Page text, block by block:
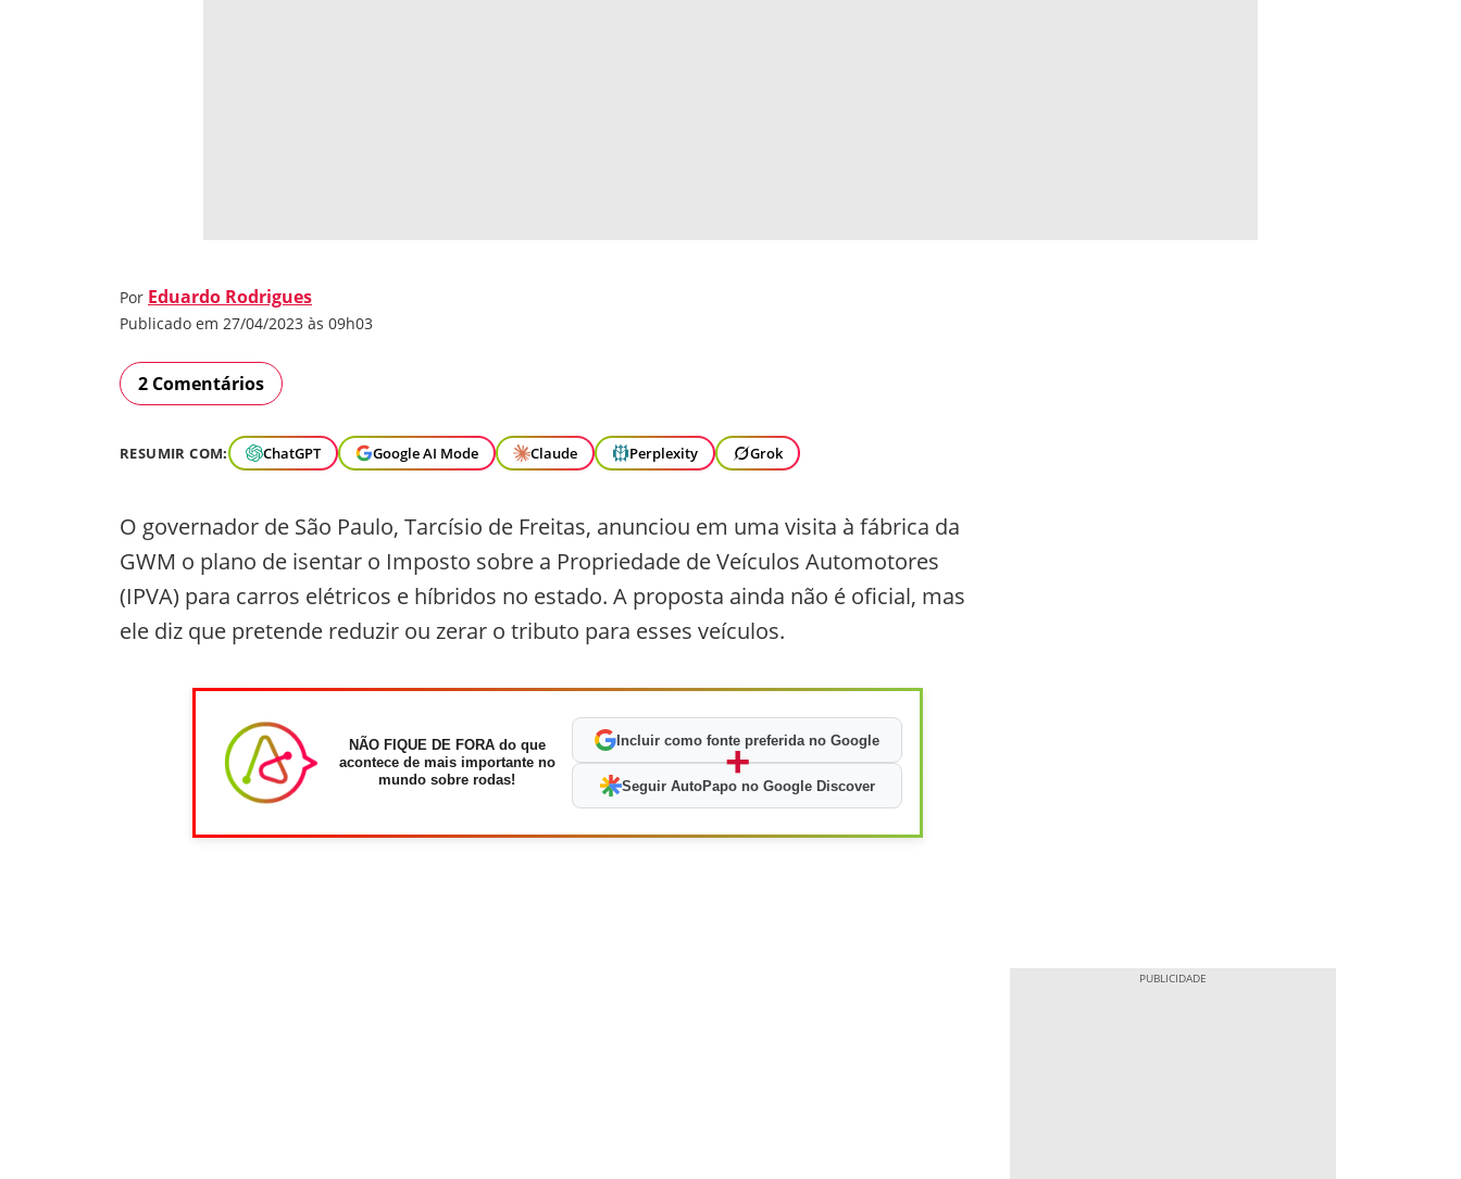
Por Eduardo Rodrigues
Publicado em 27/04/2023 às 09h03
2 Comentários
RESUMIR COM: ChatGPT Google AI Mode Claude Perplexity Grok
O governador de São Paulo, Tarcísio de Freitas, anunciou em uma visita à fábrica da
GWM o plano de isentar o Imposto sobre a Propriedade de Veículos Automotores
(IPVA) para carros elétricos e híbridos no estado. A proposta ainda não é oficial, mas
ele diz que pretende reduzir ou zerar o tributo para esses veículos.
NÃO FIQUE DE FORA do que
acontece de mais importante no
mundo sobre rodas!
Incluir como fonte preferida no Google
+
Seguir AutoPapo no Google Discover